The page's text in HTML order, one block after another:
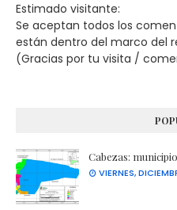
Estimado visitante:
Se aceptan todos los
están dentro del marco del
(Gracias por tu visita /
Cabezas:
VIERNES,